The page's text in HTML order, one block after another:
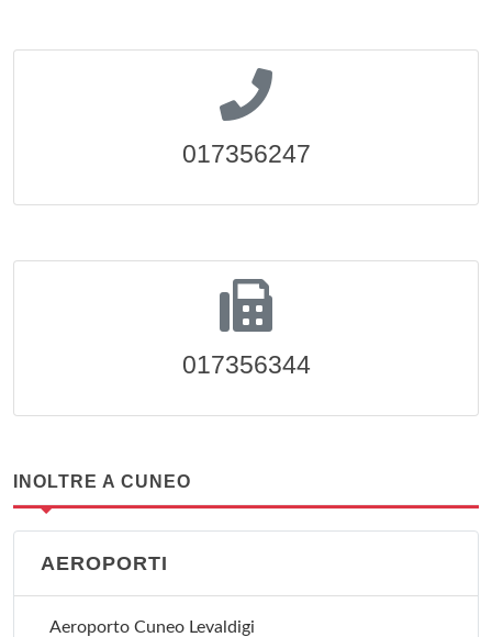
017356247
017356344
INOLTRE A CUNEO
AEROPORTI
Aeroporto Cuneo Levaldigi